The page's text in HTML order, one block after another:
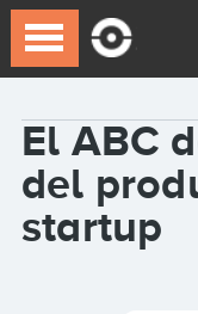
El ABC
del
startup